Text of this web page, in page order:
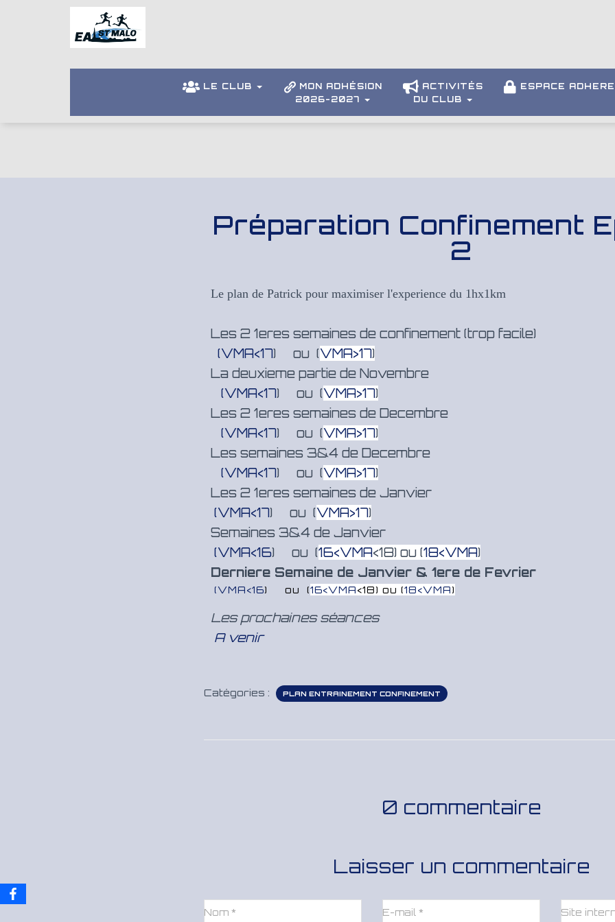
LE CLUB
MON ADHÉSION
2026-2027
ACTIVITÉS
DU CLUB
ESPACE
Préparation Confinement
2
Le plan de Patrick pour maximiser l'experience du 1hx1km
Les 2 1eres semaines de confinement (trop facile)
(VMA<17) ou (VMA>17)
La deuxieme partie de Novembre
(VMA<17) ou (VMA>17)
Les 2 1eres semaines de Decembre
(VMA<17) ou (VMA>17)
Les semaines 3&4 de Decembre
(VMA<17) ou (VMA>17)
Les 2 1eres semaines de Janvier
(VMA<17) ou (VMA>17)
Semaines 3&4 de Janvier
(VMA<16) ou (16<VMA<18) ou (18<VMA)
Derniere Semaine de Janvier & 1ere de Fevrier
(VMA<16) ou (16<VMA<18) ou (18<VMA)
Les prochaines séances
A venir
Catégories : PLAN ENTRAINEMENT CONFINEMENT
0 commentaire
Laisser un commentaire
Nom * E-mail * Site